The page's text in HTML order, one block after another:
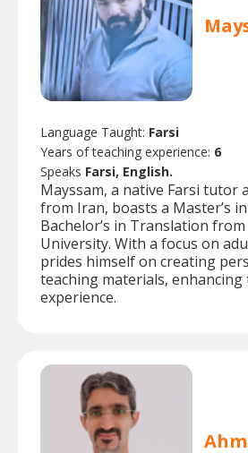
Language Taught: Farsi
Years of teaching experience: 6
Speaks Farsi, English.
Mayssam, a native Farsi tutor
from Iran, boasts a Master’s
Bachelor’s in Translation
University. With a focus on
prides himself on creating
teaching materials,
experience.